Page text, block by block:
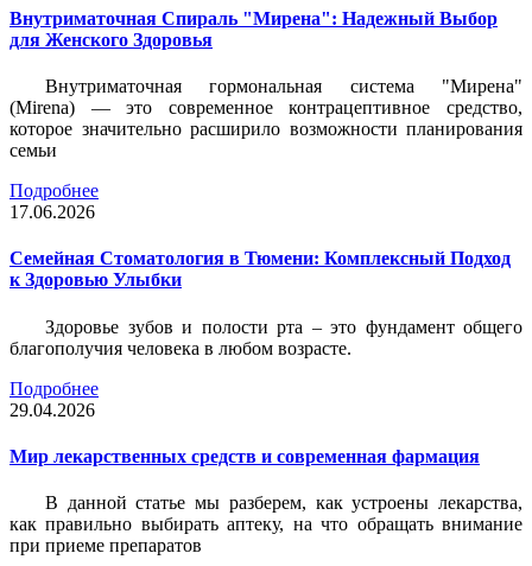
Внутриматочная Спираль "Мирена": Надежный Выбор
для Женского Здоровья
Внутриматочная гормональная система "Мирена"
(Mirena) — это современное контрацептивное средство,
которое значительно расширило возможности планирования
семьи
Подробнее
17.06.2026
Семейная Стоматология в Тюмени: Комплексный Подход
к Здоровью Улыбки
Здоровье зубов и полости рта – это фундамент общего
благополучия человека в любом возрасте.
Подробнее
29.04.2026
Мир лекарственных средств и современная фармация
В данной статье мы разберем, как устроены лекарства,
как правильно выбирать аптеку, на что обращать внимание
при приеме препаратов